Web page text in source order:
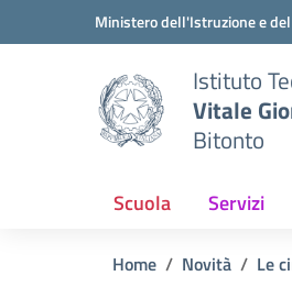
Vai ai contenuti
Vai al menu di navigazione
Ministero dell'Istruzione e
Istituto
Vitale
Bitonto
Scuola Servizi
Home Novità Le